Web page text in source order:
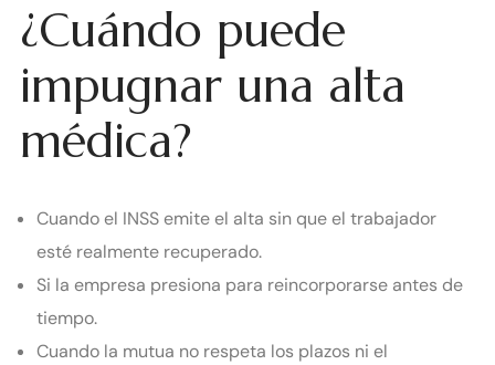
¿Cuándo puede
impugnar una alta
médica?
Cuando el INSS emite el alta sin que el trabajador
esté realmente recuperado.
Si la empresa presiona para reincorporarse antes de
tiempo.
Cuando la mutua no respeta los plazos ni el